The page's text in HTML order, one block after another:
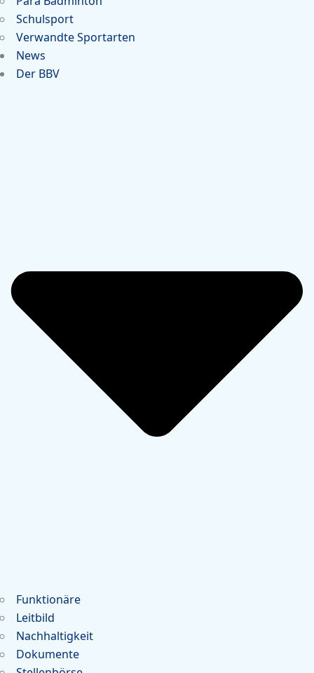
Schulsport
Verwandte Sportarten
News
Der BBV
Funktionäre
Leitbild
Nachhaltigkeit
Dokumente